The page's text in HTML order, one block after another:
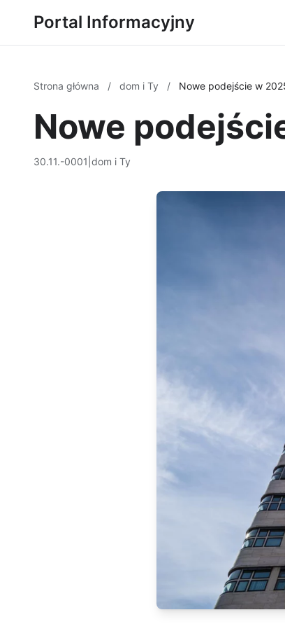
Portal Informacyjny
Strona główna / dom i Ty / Nowe podejście w
Nowe
30.11.-0001 dom i Ty